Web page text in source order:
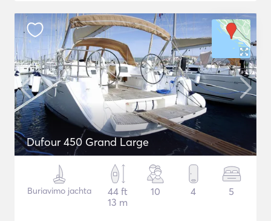
Dufour 450 Grand Large
Buriavimo jachta
44 ft
13 m
10 4 5